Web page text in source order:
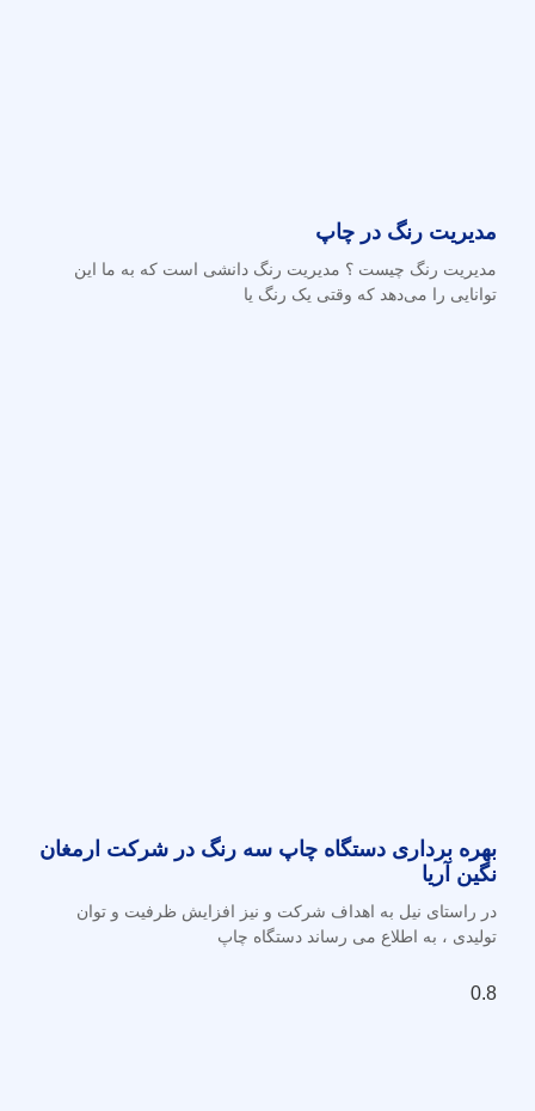
مدیریت رنگ در چاپ
مدیریت رنگ چیست ؟ مدیریت رنگ دانشی است که به ما این
توانایی را می‌دهد که وقتی یک رنگ یا
بهره برداری دستگاه چاپ سه رنگ در شرکت ارمغان
نگین آریا
در راستای نیل به اهداف شرکت و نیز افزایش ظرفیت و توان
تولیدی ، به اطلاع می رساند دستگاه چاپ